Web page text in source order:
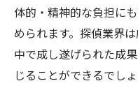
体的・精神的な負担に
められます。探偵業界
中で成し遂げられた成
じることができるでしょ